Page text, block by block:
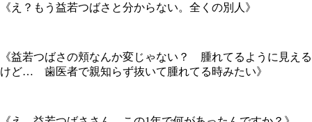
《え？もう益若つばさと分からない。全くの別人》
《益若つばさの頬なんか変じゃない？ 腫れてるように見える
けど… 歯医者で親知らず抜いて腫れてる時みたい》